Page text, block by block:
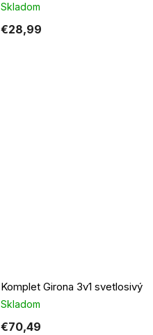
Skladom
€28,99
Komplet Girona 3v1 svetlosivý
Skladom
€70,49